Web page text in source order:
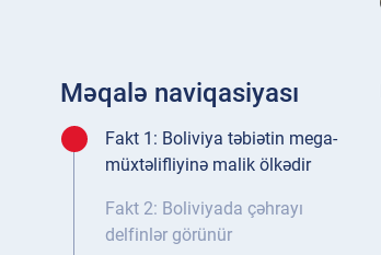
Məqalə naviqasiyası
Fakt 1: Boliviya təbiətin mega-
müxtəlifliyinə malik ölkədir
Fakt 2: Boliviyada çəhrayı
delfinlər görünür